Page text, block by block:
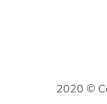
2020 ©